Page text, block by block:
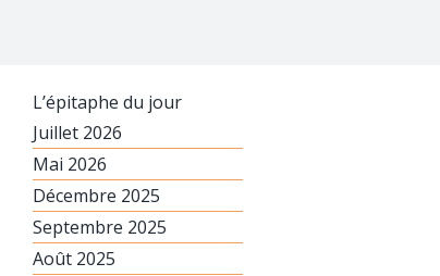
L’épitaphe du jour
Juillet 2026
Mai 2026
Décembre 2025
Septembre 2025
Août 2025